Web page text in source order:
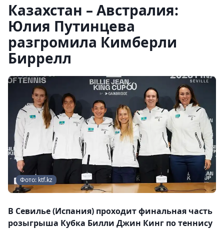
Казахстан – Австралия:
Юлия Путинцева
разгромила Кимберли
Биррелл
Фото: ktf.kz
В Севилье (Испания) проходит финальная часть
розыгрыша Кубка Билли Джин Кинг по теннису